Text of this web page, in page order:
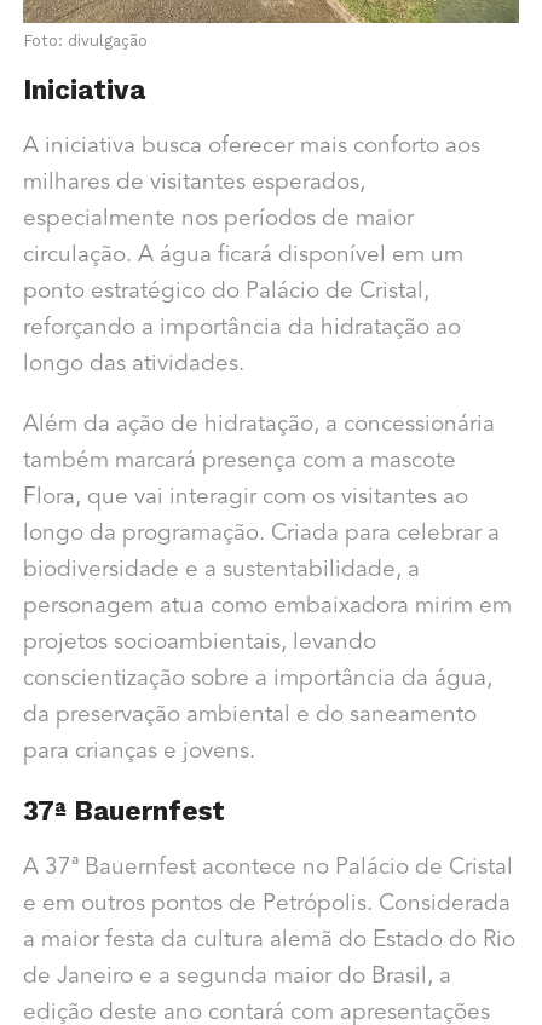
Foto: divulgação
Iniciativa
A iniciativa busca oferecer mais conforto aos
milhares de visitantes esperados,
especialmente nos períodos de maior
circulação. A água ficará disponível em um
ponto estratégico do Palácio de Cristal,
reforçando a importância da hidratação ao
longo das atividades.
Além da ação de hidratação, a concessionária
também marcará presença com a mascote
Flora, que vai interagir com os visitantes ao
longo da programação. Criada para celebrar a
biodiversidade e a sustentabilidade, a
personagem atua como embaixadora mirim em
projetos socioambientais, levando
conscientização sobre a importância da água,
da preservação ambiental e do saneamento
para crianças e jovens.
37ª Bauernfest
A 37ª Bauernfest acontece no Palácio de Cristal
e em outros pontos de Petrópolis. Considerada
a maior festa da cultura alemã do Estado do Rio
de Janeiro e a segunda maior do Brasil, a
edição deste ano contará com apresentações